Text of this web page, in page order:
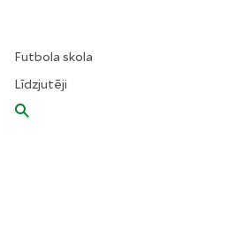
Futbola skola
Līdzjutēji